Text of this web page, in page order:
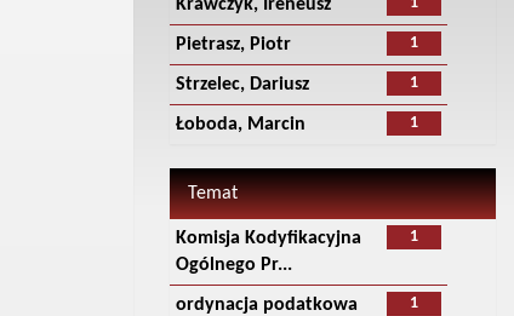
Krawczyk, Ireneusz
1
Pietrasz, Piotr
1
Strzelec, Dariusz
1
Łoboda, Marcin
Temat
1
Komisja Kodyfikacyjna
Ogólnego Pr...
1
ordynacja podatkowa